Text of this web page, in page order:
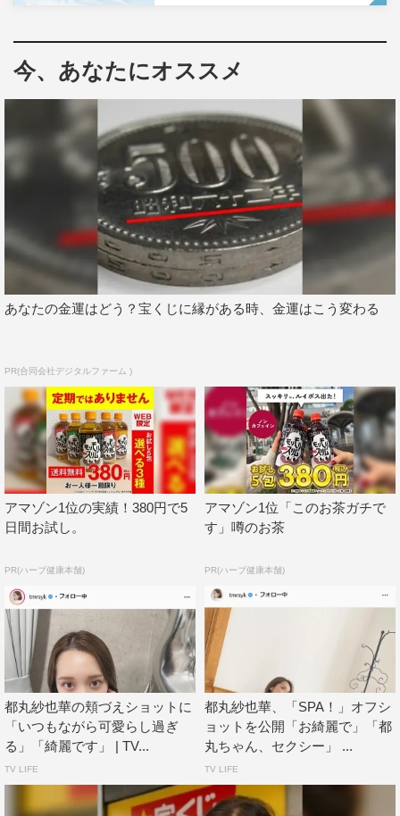
今、あなたにオススメ
あなたの金運はどう？宝くじに縁がある時、金運はこう変わる
PR(合同会社デジタルファーム )
アマゾン1位の実績！380円で5
日間お試し。
PR(ハーブ健康本舗)
アマゾン1位「このお茶ガチで
す」噂のお茶
PR(ハーブ健康本舗)
都丸紗也華の頬づえショットに
「いつもながら可愛らし過ぎ
る」「綺麗です」 | TV...
TV LIFE
都丸紗也華、「SPA！」オフシ
ョットを公開「お綺麗で」「都
丸ちゃん、セクシー」 ...
TV LIFE